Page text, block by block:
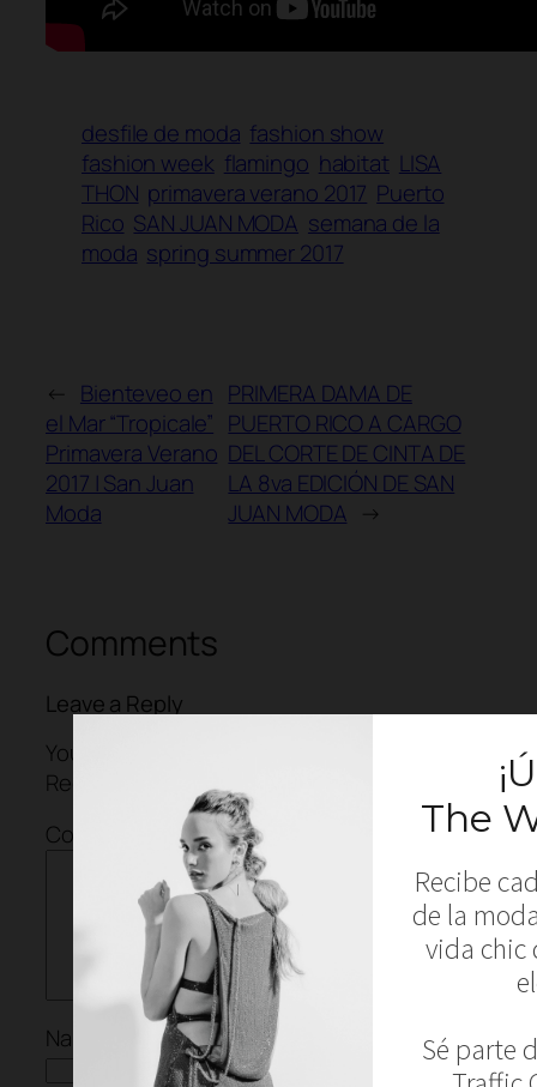
desfile de moda fashion show
fashion week flamingo habitat LISA
THON primavera verano 2017 Puerto
Rico SAN JUAN MODA semana de la
moda spring summer 2017
←
Bienteveo en
el Mar “Tropicale”
Primavera Verano
2017 | San Juan
Moda
PRIMERA DAMA DE
PUERTO RICO A CARGO
DEL CORTE DE CINTA DE
LA 8va EDICIÓN DE SAN
JUAN MODA
→
Comments
Leave a Reply
Your email address will not be published.
Required fields are marked
Comment
Name